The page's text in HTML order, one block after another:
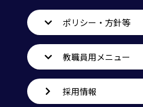
ポリシー・方針等
教職員用メニュー
採用情報